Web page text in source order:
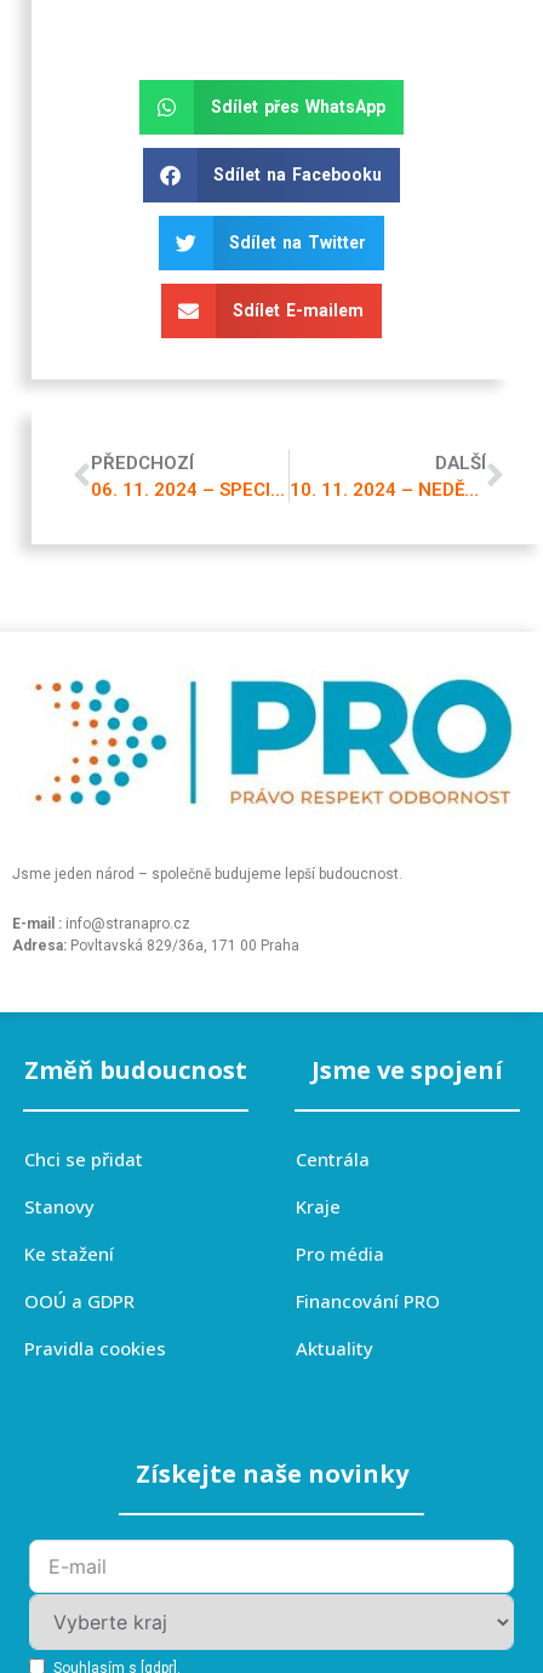
Sdílet přes WhatsApp
Sdílet na Facebooku
Sdílet na Twitter
Sdílet E-mailem
PŘEDCHOZÍ
06. 11. 2024 – SPECIÁLNÍ VYSÍLÁNÍ
DALŠÍ
10. 11. 2024 – NEDĚLNÍ VYSÍLÁNÍ
Jsme jeden národ – společně budujeme lepší budoucnost.
E-mail : info@stranapro.cz
Adresa: Povltavská 829/36a, 171 00 Praha
Změň budoucnost
Chci se přidat
Stanovy
Ke stažení
OOÚ a GDPR
Pravidla cookies
Jsme ve spojení
Centrála
Kraje
Pro média
Financování PRO
Aktuality
Získejte naše novinky
Souhlasím s [gdpr].